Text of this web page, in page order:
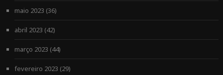
maio 2023 (36)
abril 2023 (42)
março 2023 (44)
fevereiro 2023 (29)